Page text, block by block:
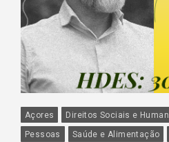
Açores Direitos Sociais e
Pessoas
Saúde e Alimentação